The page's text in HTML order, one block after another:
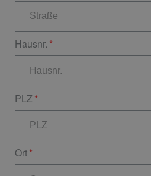
Hausnr.
PLZ
Ort